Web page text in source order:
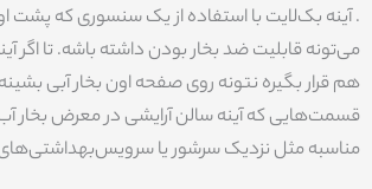
. آینه بک‌لایت با استفاده از یک سنسوری که پشت
می‌تونه قابلیت ضد بخار بودن داشته باشه. تا اگر
هم قرار بگیره نتونه روی صفحه اون بخار آبی بشینه.
قسمت‌هایی که آینه سالن آرایشی در معرض
مناسبه مثل نزدیک سرشور یا